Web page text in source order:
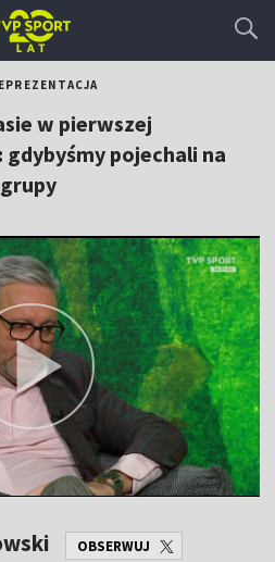
w pierwszej
pojechali na
OBSERWUJ